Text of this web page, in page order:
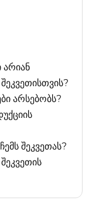
არიან
არსებობს?
შეკვეთას?